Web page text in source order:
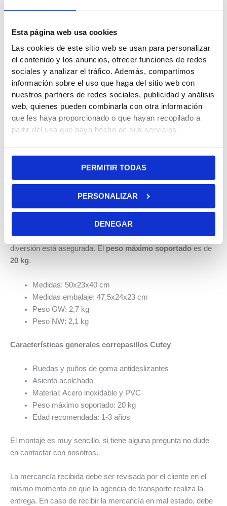
Esta página web usa cookies
Las cookies de este sitio web se usan para personalizar
el contenido y los anuncios, ofrecer funciones de redes
sociales y analizar el tráfico. Además, compartimos
información sobre el uso que haga del sitio web con
nuestros partners de redes sociales, publicidad y análisis
web, quienes pueden combinarla con otra información
que les haya proporcionado o que hayan recopilado a
partir del uso que haya hecho de sus servicios.
PERMITIR TODAS
PERSONALIZAR
DENEGAR
Trusted Shops Reviews
El correpasillos dispone de 4 ruedas muy estables (2 delante
y 2 detrás) para asegurar el equilibrio de los más pequeños.
Las ruedas son de goma para que pueda adherirse mejor a
todas las superficies y no haga ruido. Lospuños son de
goma antideslizantesy tiene unasiento acolchadopara que
estén cómodos en todo momento.
de 23 cm, con esta medida los pequeños tendrán una
conducción más cómoda, aprenderán a subir/bajar, a
mantener el equilibrio y ganarán confianza.
El peso del correpasillos es de 2 kg. Es fácil de manejar y la
diversión está asegurada. El peso máximo soportado es de
20 kg.
Medidas: 50x23x40 cm
Medidas embalaje: 47,5x24x23 cm
Peso GW: 2,7 kg
Peso NW: 2,1 kg
Características generales correpasillos Cutey
Ruedas y puños de goma antideslizantes
Asiento acolchado
Material: Acero inoxidable y PVC
Peso máximo soportado: 20 kg
Edad recomendada: 1-3 años
El montaje es muy sencillo, si tiene alguna pregunta no dude
en contactar con nosotros.
La mercancía recibida debe ser revisada por el cliente en el
mismo momento en que la agencia de transporte realiza la
entrega. En caso de recibir la mercancía en mal estado, debe